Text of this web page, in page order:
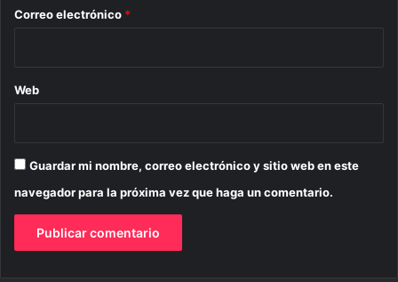
*
Correo electrónico *
Web
Guardar mi nombre, correo electrónico y sitio web en este
navegador para la próxima vez que haga un comentario.